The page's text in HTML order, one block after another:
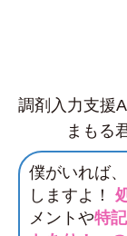
調剤入力支援
まもる
僕がいれば
しますよ！
メントや特